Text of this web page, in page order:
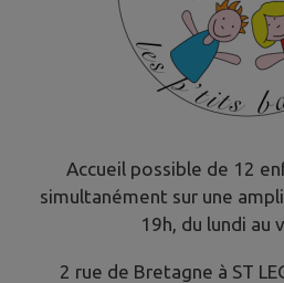
Accueil possible de 12
simultanément sur une
19h, du lundi au
2 rue de Bretagne à ST